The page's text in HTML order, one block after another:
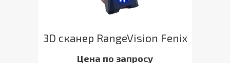
3D сканер RangeVision Fenix
Цена по запросу